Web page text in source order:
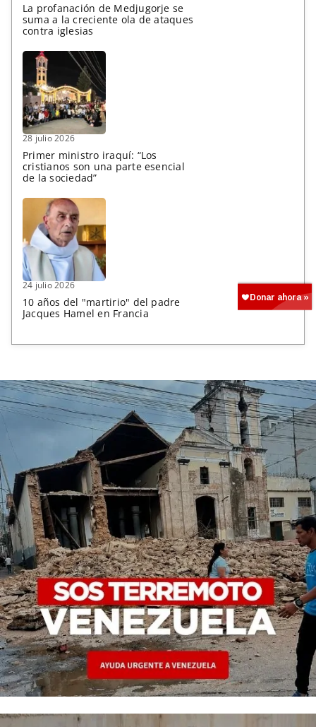
La profanación de Medjugorje se
suma a la creciente ola de ataques
contra iglesias
28 julio 2026
Primer ministro iraquí: “Los
cristianos son una parte esencial
de la sociedad”
24 julio 2026
10 años del "martirio" del padre
Jacques Hamel en Francia